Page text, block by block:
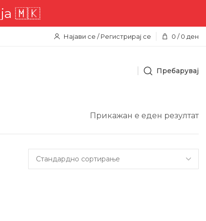
Најави се / Регистрирај се 0 / 0 ден
Пребарувај
Прикажан е еден резултат